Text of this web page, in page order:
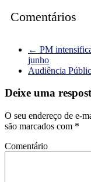
Comentários
← PM
junho
Audiência
Deixe uma
O seu endereço de e-
são marcados com *
Comentário